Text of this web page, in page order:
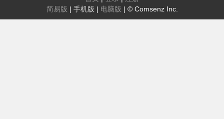
简易版 | 手机版 | 电脑版 | © Comsenz Inc.